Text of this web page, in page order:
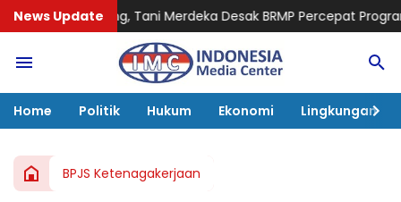
News Update
Merdeka Desak BRMP Percepat Program Pemulihan Petani
Home Politik Hukum Ekonomi Lingkungan
BPJS Ketenagakerjaan